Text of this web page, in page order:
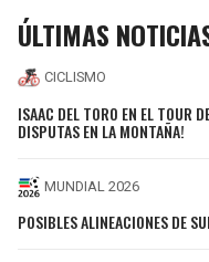
ÚLTIMAS
CICLISMO
ISAAC DEL TORO EN EL TOUR
DISPUTAS EN LA MONTAÑA!
MUNDIAL 2026
POSIBLES ALINEACIONES DE